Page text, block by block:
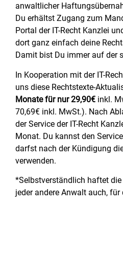
anwaltlicher
Du erhältst Zugang zum
Portal der IT-Recht Kanzlei
dort ganz einfach deine
Damit bist Du immer auf der
In Kooperation mit der IT-
uns diese Rechtstexte-
Monate für nur 29,90€ inkl.
70,69€ inkl. MwSt.). Nach
der Service der IT-Recht
Monat. Du kannst den
darfst nach der Kündigung
verwenden.
*Selbstverständlich haftet die
jeder andere Anwalt auch, für